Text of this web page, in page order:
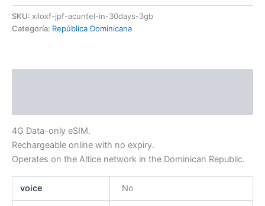
SKU: xiloxf-jpf-acuntel-in-30days-3gb
Categoría: República Dominicana
4G Data-only eSIM.
Rechargeable online with no expiry.
Operates on the Altice network in the Dominican Republic.
voice No